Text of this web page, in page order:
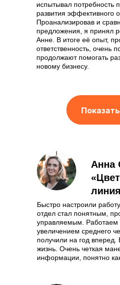
испытывал потребность
развития эффективного
Проанализировав и
предложения, я принял
Анне. В итоге её опыт,
ответственность, очень
продолжают помогать
новому бизнесу.
Быстро настроили
отдел стал понятным,
управляемым. Работаем
увеличением среднего
получили на год
жизнь. Очень четкая
информации, понятно
Анна